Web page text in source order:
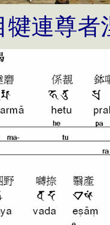
犍連尊者